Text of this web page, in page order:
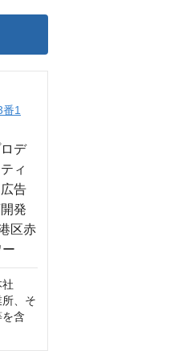
1
社
所、そ
含